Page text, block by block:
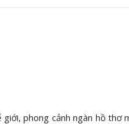
phong cảnh ngàn hồ thơ